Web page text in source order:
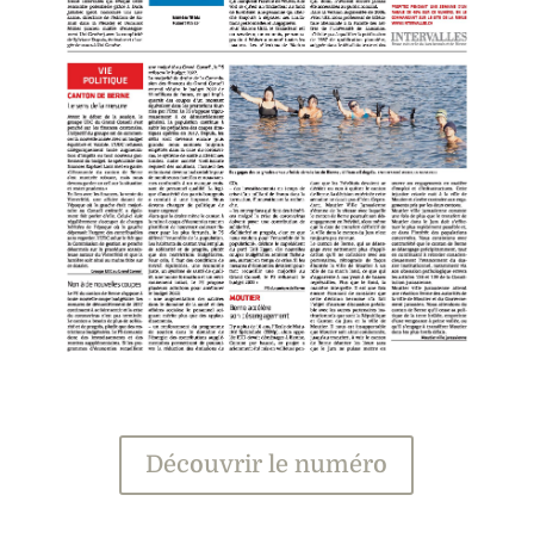
Découvrir le numéro